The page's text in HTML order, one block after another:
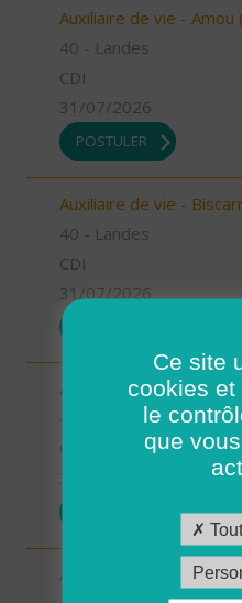
Auxiliaire de vie - Amou
40 - Landes
CDI
31/07/2026
POSTULER
Auxiliaire de vie -
40 - Landes
CDI
31/07/2026
Auxiliaire de vie -
40 - Landes
Auxiliaire de vie -
Ce site
cookies et
le
que